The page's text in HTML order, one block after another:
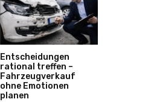
Entscheidungen
rational treffen –
Fahrzeugverkauf
ohne Emotionen
planen